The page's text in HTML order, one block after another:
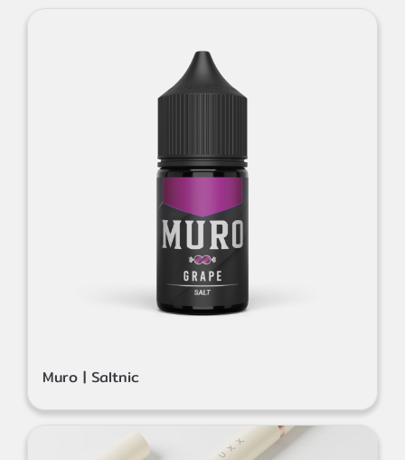
Muro | Saltnic